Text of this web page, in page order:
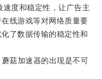
度和稳定性，让广告主
线游戏等对网络质量要
了数据传输的稳定性和
菇加速器的出现是不可